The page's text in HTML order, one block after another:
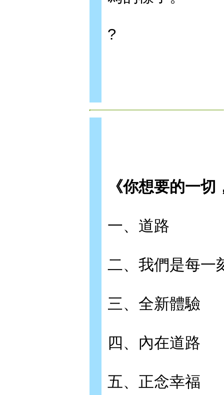
?
《你想要的一
一、道路
二、我們是每一
三、全新體驗
四、內在道路
五、正念幸福